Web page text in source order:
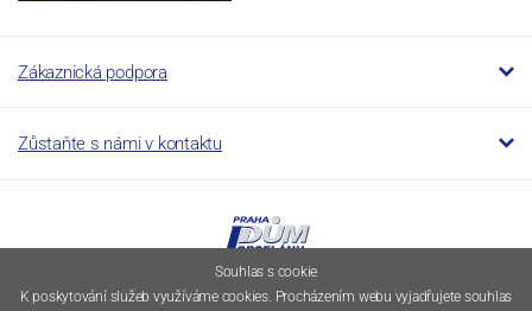
Zákaznická podpora
Zůstaňte s námi v kontaktu
Souhlas s cookie
K poskytování služeb využíváme cookies. Procházením webu vyjadřujete souhlas